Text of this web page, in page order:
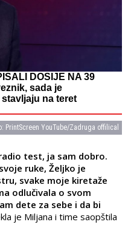
DOSIJE NA 39
sada je
na teret
PrintScreen YouTube/Zadruga offilical
test, ja sam dobro.
ruke, Željko je
svake moje kiretaže
odlučivala o svom
dete za sebe i da bi
je Miljana i time saopštila